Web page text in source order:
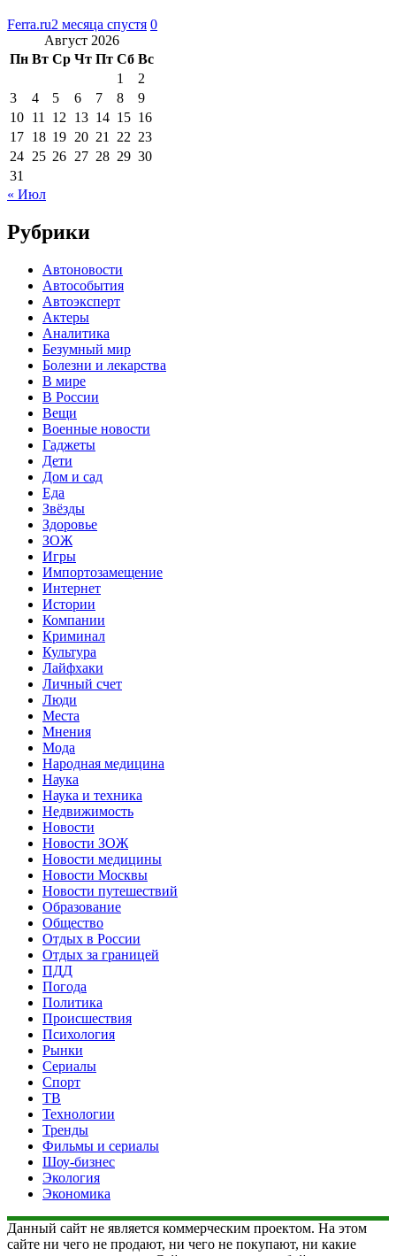
Ferra.ru2 месяца спустя 0
Август 2026
Пн Вт Ср Чт Пт Сб Вс
1
2
3
4 5 6 7 8
9
10 11 12 13 14 15 16
17 18 19 20 21 22 23
24 25 26 27 28 29 30
31
« Июл
Рубрики
Автоновости
Автособытия
Автоэксперт
Актеры
Аналитика
Безумный мир
Болезни и лекарства
В мире
В России
Вещи
Военные новости
Гаджеты
Дети
Дом и сад
Еда
Звёзды
Здоровье
ЗОЖ
Игры
Импортозамещение
Интернет
Истории
Компании
Криминал
Культура
Лайфхаки
Личный счет
Люди
Места
Мнения
Мода
Народная медицина
Наука
Наука и техника
Недвижимость
Новости
Новости ЗОЖ
Новости медицины
Новости Москвы
Новости путешествий
Образование
Общество
Отдых в России
Отдых за границей
ПДД
Погода
Политика
Происшествия
Психология
Рынки
Сериалы
Спорт
ТВ
Технологии
Тренды
Фильмы и сериалы
Шоу-бизнес
Экология
Экономика
Данный сайт не является коммерческим проектом. На этом
сайте ни чего не продают, ни чего не покупают, ни какие